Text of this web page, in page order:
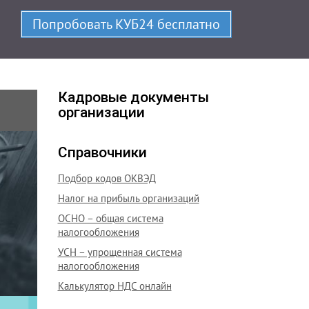
Попробовать КУБ24 бесплатно
Кадровые документы
организации
Справочники
Подбор кодов ОКВЭД
Налог на прибыль организаций
ОСНО – общая система
налогообложения
УСН – упрощенная система
налогообложения
Калькулятор НДС онлайн